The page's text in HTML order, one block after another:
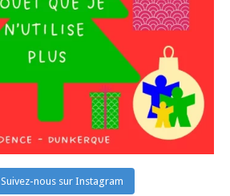
Suivez-nous sur Instagram